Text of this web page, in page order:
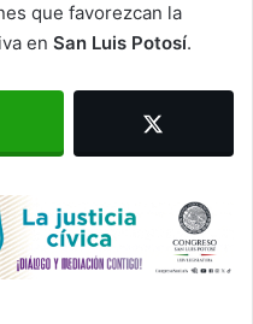
que favorezcan la
en San Luis Potosí.